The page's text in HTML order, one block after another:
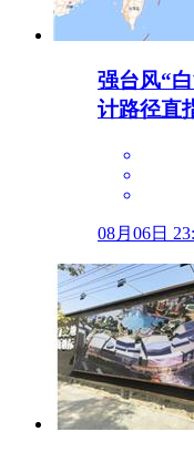
强台风“
计路径直
08月06日